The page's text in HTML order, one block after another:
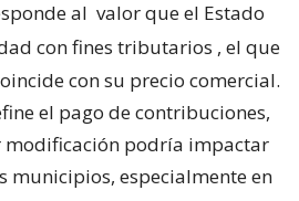
al valor que el Estado
con fines tributarios , el que
con su precio comercial.
el pago de contribuciones,
podría impactar
municipios, especialmente en